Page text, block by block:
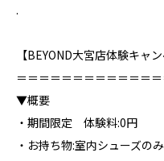
.
【BEYOND大宮店体験キャン
＝＝＝＝＝＝＝＝＝＝＝＝
▼概要⁣
・期間限定 体験料:0円
・お持ち物:室内シューズの